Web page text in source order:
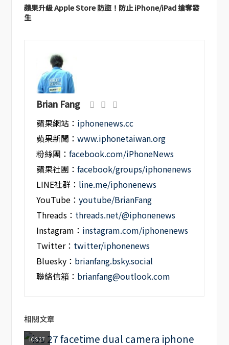
蘋果升級 Apple Store 防盜！防止 iPhone/iPad 搶奪發
生
Brian Fang
蘋果網站： iphonenews.cc
蘋果新聞：www.iphonetaiwan.org
粉絲團：facebook.com/iPhoneNews
蘋果社團：facebook/groups/iphonenews
LINE社群： line.me/iphonenews
YouTube：youtube/BrianFang
Threads： threads.net/@iphonenews
Instagram： instagram.com/iphonenews
Twitter： twitter/iphonenews
Bluesky： brianfang.bsky.social
聯絡信箱： brianfang@outlook.com
相關文章
iOS 27